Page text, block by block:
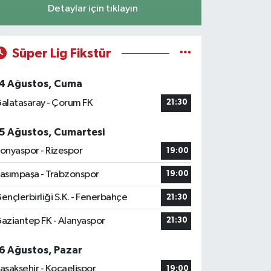
Detaylar için tıklayın
Süper Lig Fikstür
Ağustos, Cuma
- Çorum FK
21:30
Ağustos, Cumartesi
- Rizespor
19:00
- Trabzonspor 19:00
S.K. - Fenerbahçe 21:30
FK - Alanyaspor 21:30
Ağustos, Pazar
- Kocaelispor
19:00